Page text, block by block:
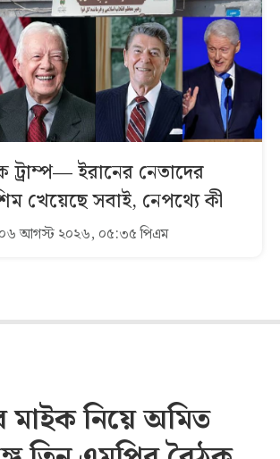
ট্রাম্প— ইরানের নেতাদের
খেয়েছে সবাই, নেপথ্যে কী
০৬ আগস্ট ২০২৬, ০৫:৩৫ পিএম
মাইক নিয়ে অমিত